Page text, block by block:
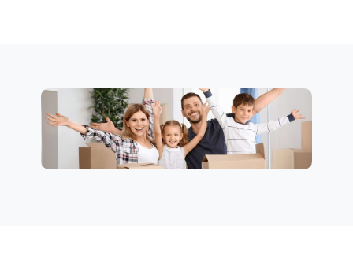
Leonding
Firmenumzug
Leonding